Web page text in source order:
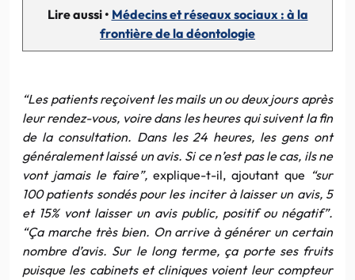
Lire aussi • Médecins et réseaux sociaux : à la
frontière de la déontologie
“Les patients reçoivent les mails un ou deux jours après
leur rendez-vous, voire dans les heures qui suivent la fin
de la consultation. Dans les 24 heures, les gens ont
généralement laissé un avis. Si ce n’est pas le cas, ils ne
vont jamais le faire”, explique-t-il, ajoutant que “sur
100 patients sondés pour les inciter à laisser un avis, 5
et 15% vont laisser un avis public, positif ou négatif”.
“Ça marche très bien. On arrive à générer un certain
nombre d’avis. Sur le long terme, ça porte ses fruits
puisque les cabinets et cliniques voient leur compteur